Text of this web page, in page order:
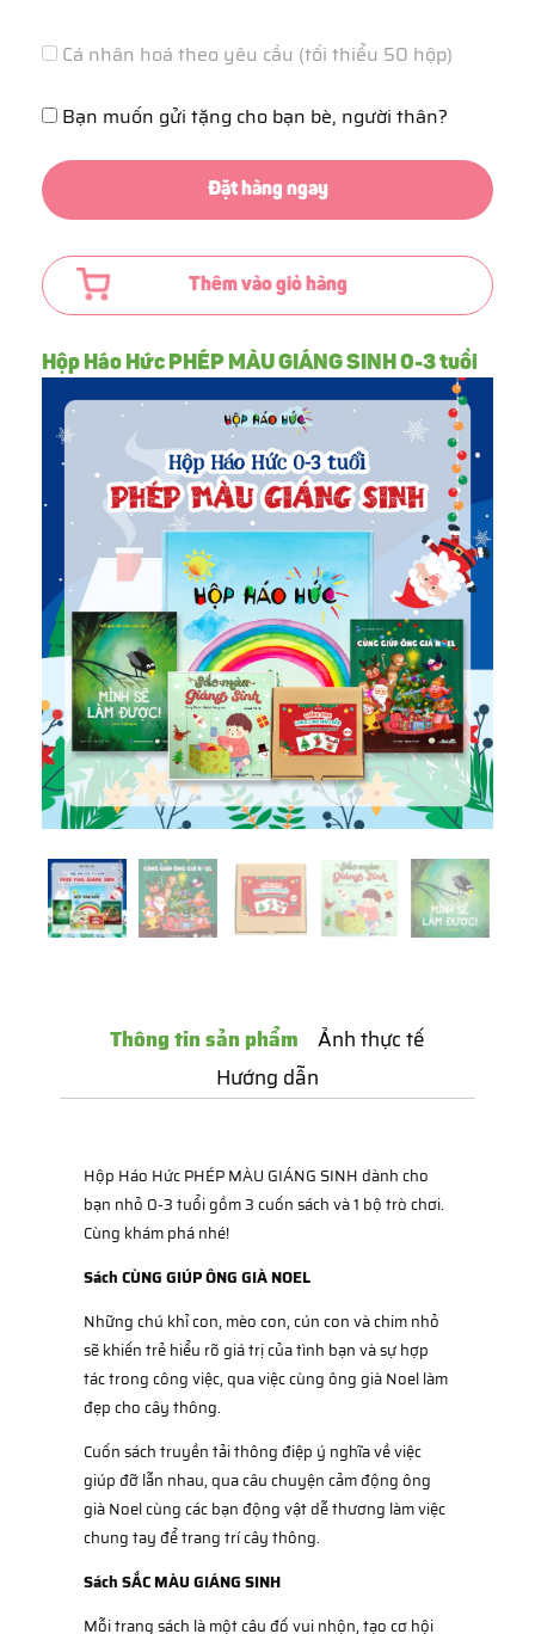
Hộp Háo Hức PHÉP MÀU GIÁNG SINH 0-3 tuổi
Thông tin sản phẩm
Ảnh thực tế
Hướng dẫn
Hộp Háo Hức PHÉP MÀU GIÁNG SINH dành cho
bạn nhỏ 0-3 tuổi gồm 3 cuốn sách và 1 bộ trò chơi.
Cùng khám phá nhé!
Sách CÙNG GIÚP ÔNG GIÀ NOEL
Những chú khỉ con, mèo con, cún con và chim nhỏ
sẽ khiến trẻ hiểu rõ giá trị của tình bạn và sự hợp
tác trong công việc, qua việc cùng ông già Noel làm
đẹp cho cây thông.
Cuốn sách truyền tải thông điệp ý nghĩa về việc
giúp đỡ lẫn nhau, qua câu chuyện cảm động ông
già Noel cùng các bạn động vật dễ thương làm việc
chung tay để trang trí cây thông.
Sách SẮC MÀU GIÁNG SINH
Mỗi trang sách là một câu đố vui nhộn, tạo cơ hội
Cá nhân hoá theo yêu cầu (tối thiểu 50 hộp)
Bạn muốn gửi tặng cho bạn bè, người thân?
Đặt hàng ngay
Thêm vào giỏ hàng